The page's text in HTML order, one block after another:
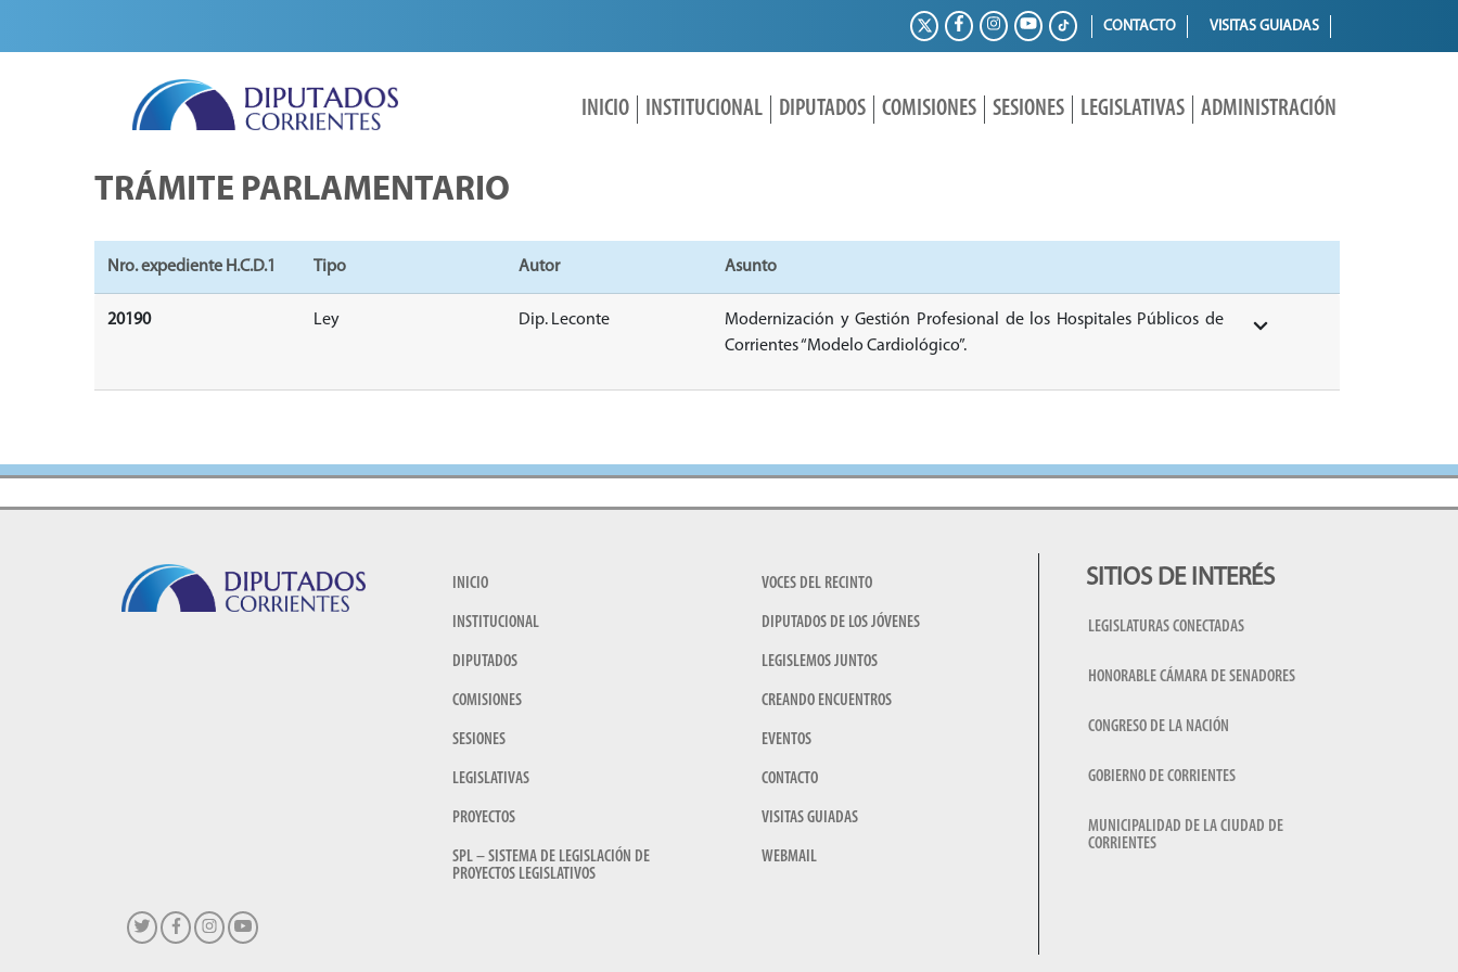
CONTACTO VISITAS GUIADAS
INICIO INSTITUCIONAL DIPUTADOS COMISIONES SESIONES LEGISLATIVAS ADMINISTRACIÓN
TRÁMITE PARLAMENTARIO
Nro. expediente H.C.D.1 Tipo Autor Asunto
20190 Ley Dip. Leconte
Modernización y Gestión Profesional de los Hospitales Públicos de
Corrientes “Modelo Cardiológico”.
INICIO
INSTITUCIONAL
DIPUTADOS
COMISIONES
SESIONES
LEGISLATIVAS
PROYECTOS
SPL – SISTEMA DE LEGISLACIÓN DE
PROYECTOS LEGISLATIVOS
VOCES DEL RECINTO
DIPUTADOS DE LOS JÓVENES
LEGISLEMOS JUNTOS
CREANDO ENCUENTROS
EVENTOS
CONTACTO
VISITAS GUIADAS
WEBMAIL
SITIOS DE INTERÉS
LEGISLATURAS CONECTADAS
HONORABLE CÁMARA DE SENADORES
CONGRESO DE LA NACIÓN
GOBIERNO DE CORRIENTES
MUNICIPALIDAD DE LA CIUDAD DE
CORRIENTES